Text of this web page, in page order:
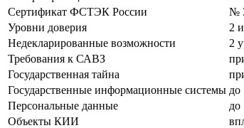
Сертификат ФСТЭК России
№
Уровни доверия
2
Недекларированные возможности
2
Требования к САВЗ
Государственная тайна
Государственные информационные системы до
Персональные данные
до
Объекты КИИ